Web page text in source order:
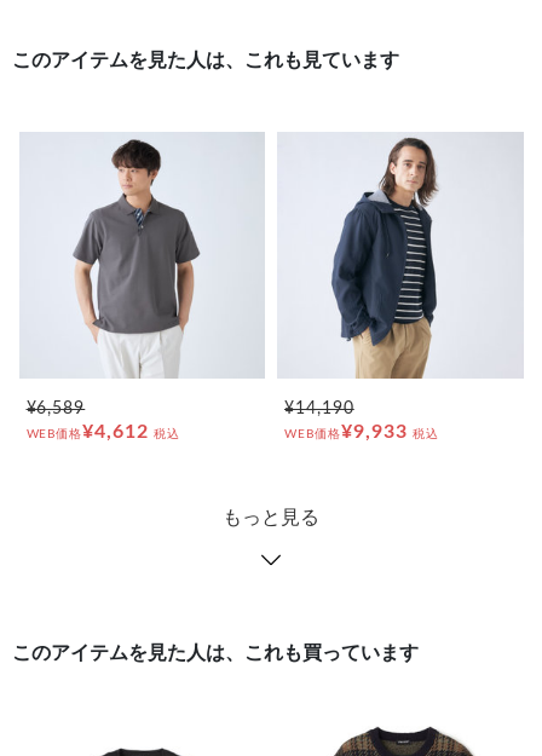
このアイテムを見た人は、これも見ています
¥6,589
WEB価格¥4,612 税込
¥14,190
WEB価格¥9,933 税込
もっと見る
このアイテムを見た人は、これも買っています